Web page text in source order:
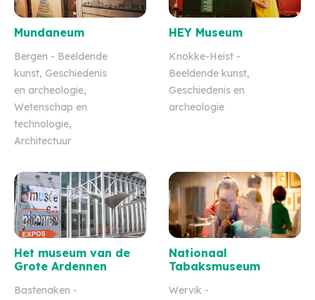
Mundaneum
Bergen - Beeldende
kunst, Geschiedenis
en archeologie,
Wetenschap en
technologie,
Architectuur
HEY Museum
Knokke-Heist -
Beeldende kunst,
Geschiedenis en
archeologie
Het museum van de
Grote Ardennen
Bastenaken -
Nationaal
Tabaksmuseum
Wervik -